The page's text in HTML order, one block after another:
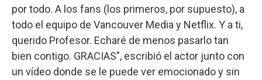
por todo. A los fans (los primeros, por supuesto), a
todo el equipo de Vancouver Media y Netflix. Y a ti,
querido Profesor. Echaré de menos pasarlo tan
bien contigo. GRACIAS", escribió el actor junto con
un vídeo donde se le puede ver emocionado y sin